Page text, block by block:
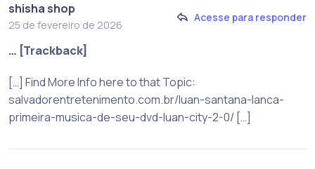
shisha shop
25 de fevereiro de 2026
Acesse para responder
… [Trackback]
[…] Find More Info here to that Topic:
salvadorentretenimento.com.br/luan-santana-lanca-
primeira-musica-de-seu-dvd-luan-city-2-0/ […]